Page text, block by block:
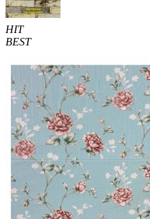
HIT
BEST